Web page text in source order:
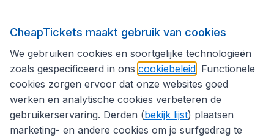
Volg CheapTickets.be
CheapTickets maakt gebruik van cookies
We gebruiken cookies en soortgelijke technologieën
zoals gespecificeerd in ons cookiebeleid . Functionele
cookies zorgen ervoor dat onze websites goed
werken en analytische cookies verbeteren de
gebruikerservaring. Derden (bekijk lijst) plaatsen
marketing- en andere cookies om je surfgedrag te